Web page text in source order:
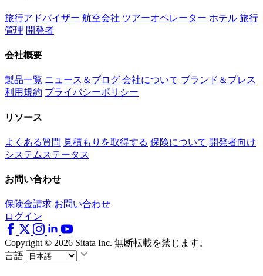
旅行アドバイザー 航空会社 ツアーオペレーター ホテル 旅行
管理 開発者
会社概要
製品一覧 ニュース＆ブログ 会社について ブランド＆プレス
利用規約 プライバシーポリシー
リソース
よくある質問 見積もりを取得する 保険について 開発者向け
システムステータス
お問い合わせ
保険金請求 お問い合わせ
ログイン
Copyright © 2026 Sitata Inc. 無断転載を禁じます。
言語